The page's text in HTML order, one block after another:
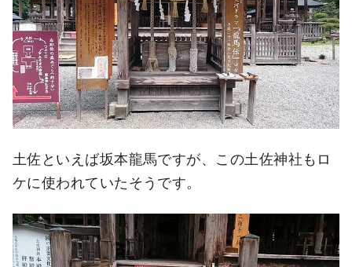
土佐といえば坂本龍馬ですが、この土佐神社もロ
ケに使われていたそうです。